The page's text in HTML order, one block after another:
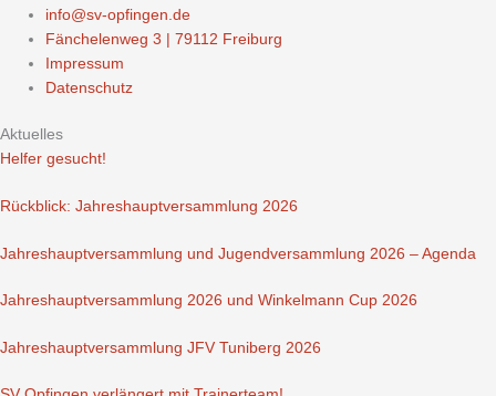
info@sv-opfingen.de
Fänchelenweg 3 | 79112 Freiburg
Impressum
Datenschutz
Aktuelles
Helfer gesucht!
Rückblick: Jahreshauptversammlung 2026
Jahreshauptversammlung und Jugendversammlung 2026 – Agenda
Jahreshauptversammlung 2026 und Winkelmann Cup 2026
Jahreshauptversammlung JFV Tuniberg 2026